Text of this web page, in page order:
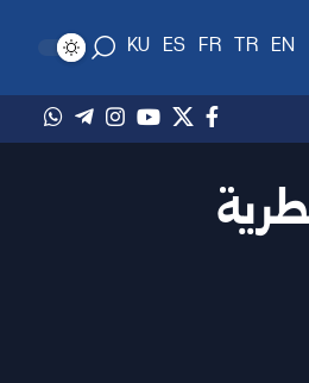
EN
TR
FR
ES
KU